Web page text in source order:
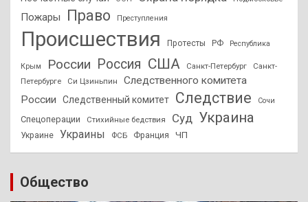
Пожары Право Преступления
Происшествия Протесты РФ Республика
Крым России Россия США Санкт-Петербург
Санкт-
Петербурге
Си Цзиньпин
Следственного комитета
России
Следственный комитет Следствие Сочи
Спецоперации Стихийные бедствия Суд Украина
Украине Украины ФСБ Франция ЧП
Общество